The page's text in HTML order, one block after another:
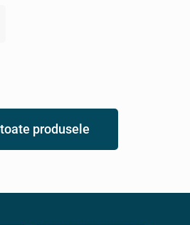
produsele